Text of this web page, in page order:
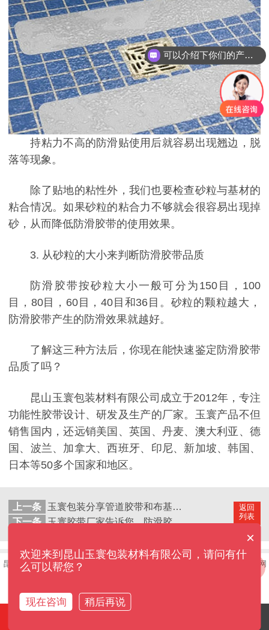
持粘力不高的防滑贴使用后就容易出现翘边，脱
落等现象。
除了贴地的粘性外，我们也要检查砂粒与基材的
粘合情况。如果砂粒的粘合力不够就会很容易出现掉
砂，从而降低防滑胶带的使用效果。
3. 从砂粒的大小来判断防滑胶带品质
防滑胶带按砂粒大小一般可分为150目，100
目，80目，60目，40目和36目。砂粒的颗粒越大，
防滑胶带产生的防滑效果就越好。
了解这三种方法后，你现在能快速鉴定防滑胶带
品质了吗？
昆山玉寰包装材料有限公司成立于2012年，专注
功能性胶带设计、研发及生产的厂家。玉寰产品不但
销售国内，还远销美国、英国、丹麦、澳大利亚、德
国、波兰、加拿大、西班牙、印尼、新加坡、韩国、
日本等50多个国家和地区。
返回
列表
上一条
玉寰包装分享管道胶带和布基胶带区别！
下一条
玉寰胶带厂家告诉您，防滑胶带到底有哪些性能指标！
昆山玉寰包装材料有限公司——用心做好每一卷胶带©版权所有
网
公司地址：江苏省昆山市千灯镇淞南西路1号原创业型基地11号厂房
可以介绍下你们的产品么？
×
欢迎来到昆山玉寰包装材料有限公司，请问有什
么可以帮您？
现在咨询 稍后再说